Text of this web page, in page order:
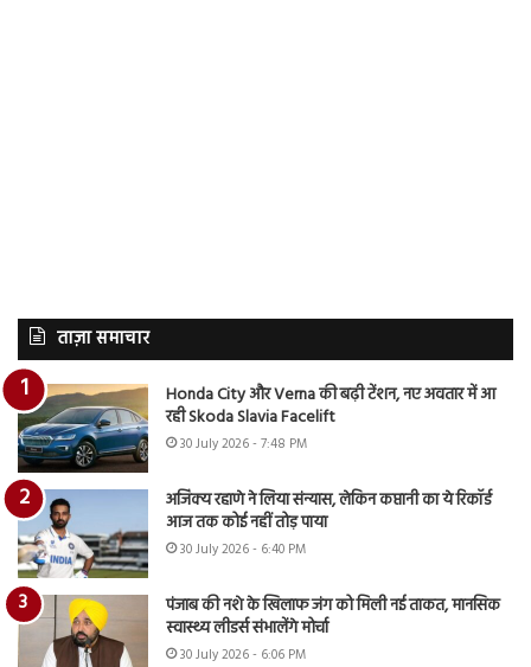
ताज़ा समाचार
Honda City और Verna की बढ़ी टेंशन, नए अवतार में आ
रही Skoda Slavia Facelift
30 July 2026 - 7:48 PM
अजिंक्य रहाणे ने लिया संन्यास, लेकिन कप्तानी का ये रिकॉर्ड
आज तक कोई नहीं तोड़ पाया
30 July 2026 - 6:40 PM
पंजाब की नशे के खिलाफ जंग को मिली नई ताकत, मानसिक
स्वास्थ्य लीडर्स संभालेंगे मोर्चा
30 July 2026 - 6:06 PM